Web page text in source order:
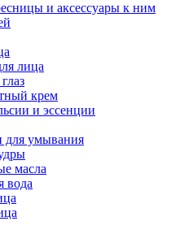
и аксессуары к ним
лица
крем
и эссенции
для умывания
масла
вода